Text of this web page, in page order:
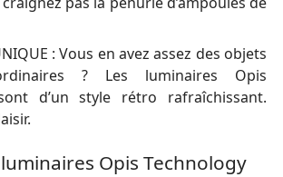
: Vous en avez assez des objets
? Les luminaires Opis
d’un style rétro rafraîchissant.
Opis Technology